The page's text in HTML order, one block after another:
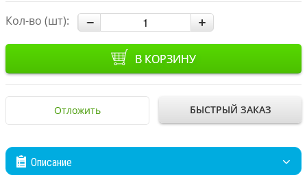
Кол-во (шт):
В КОРЗИНУ
Отложить БЫСТРЫЙ ЗАКАЗ
Описание